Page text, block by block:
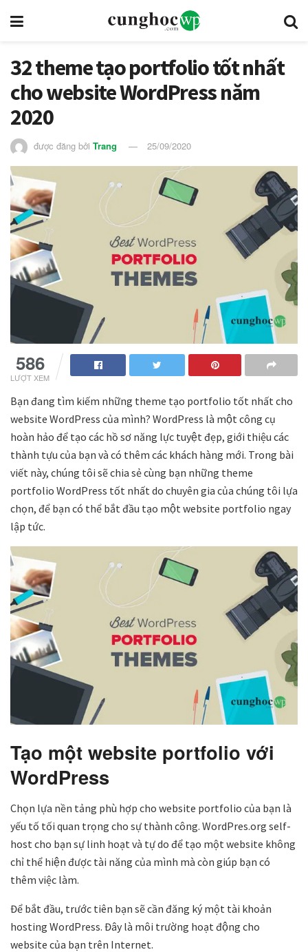
32 theme tạo portfolio tốt nhất
cho website WordPress năm
2020
được đăng bởi Trang 25/09/2020
586
LƯỢT XEM
Bạn đang tìm kiếm những theme tạo portfolio tốt nhất cho
website WordPress của mình? WordPress là một công cụ
hoàn hảo để tạo các hồ sơ năng lực tuyệt đẹp, giới thiệu các
thành tựu của bạn và có thêm các khách hàng mới. Trong bài
viết này, chúng tôi sẽ chia sẻ cùng bạn những theme
portfolio WordPress tốt nhất do chuyên gia của chúng tôi lựa
chọn, để bạn có thể bắt đầu tạo một website portfolio ngay
lập tức.
Tạo một website portfolio với
WordPress
Chọn lựa nền tảng phù hợp cho website portfolio của bạn là
yếu tố tối quan trọng cho sự thành công. WordPres.org self-
host cho bạn sự linh hoạt và tự do để tạo một website không
chỉ thể hiện được tài năng của mình mà còn giúp bạn có
thêm việc làm.
Để bắt đầu, trước tiên bạn sẽ cần đăng ký một tài khoản
hosting WordPress. Đây là môi trường hoạt động cho
website của bạn trên Internet.